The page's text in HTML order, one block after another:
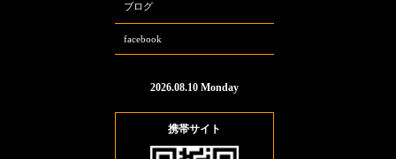
ブログ
facebook
2026.08.10 Monday
携帯サイト